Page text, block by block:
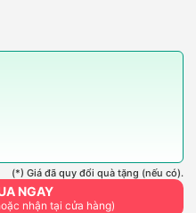
(*) Giá đã quy đổi quà tặng (nếu có).
NGAY
nhận tại cửa hàng)